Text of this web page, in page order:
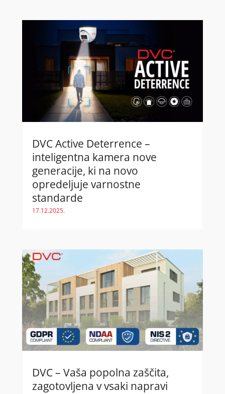
DVC Active Deterrence –
inteligentna kamera nove
generacije, ki na novo
opredeljuje varnostne
standarde
17.12.2025.
DVC – Vaša popolna zaščita,
zagotovljena v vsaki napravi